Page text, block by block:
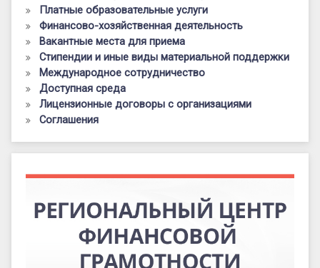
Платные образовательные услуги
Финансово-хозяйственная деятельность
Вакантные места для приема
Стипендии и иные виды материальной поддержки
Международное сотрудничество
Доступная среда
Лицензионные договоры с организациями
Соглашения